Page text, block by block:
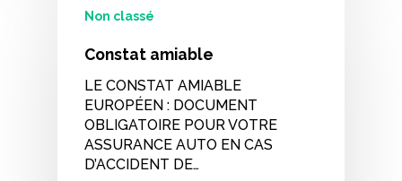
Non classé
Constat amiable
LE CONSTAT AMIABLE
EUROPÉEN : DOCUMENT
OBLIGATOIRE POUR VOTRE
ASSURANCE AUTO EN CAS
D’ACCIDENT DE…